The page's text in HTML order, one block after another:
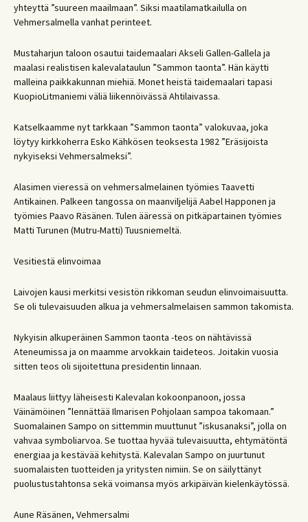
yhteyttä ”suureen maailmaan”. Siksi maatilamatkailulla on
Vehmersalmella vanhat perinteet.
Mustaharjun taloon osautui taidemaalari Akseli Gallen-Gallela ja
maalasi realistisen kalevalataulun ”Sammon taonta”. Hän käytti
malleina paikkakunnan miehiä. Monet heistä taidemaalari tapasi
KuopioLitmaniemi väliä liikennöivässä Ahtilaivassa.
Katselkaamme nyt tarkkaan ”Sammon taonta” valokuvaa, joka
löytyy kirkkoherra Esko Kähkösen teoksesta 1982 ”Eräsijoista
nykyiseksi Vehmersalmeksi”.
Alasimen vieressä on vehmersalmelainen työmies Taavetti
Antikainen. Palkeen tangossa on maanviljelijä Aabel Happonen ja
työmies Paavo Räsänen. Tulen ääressä on pitkäpartainen työmies
Matti Turunen (Mutru-Matti) Tuusniemeltä.
Vesitiestä elinvoimaa
Laivojen kausi merkitsi vesistön rikkoman seudun elinvoimaisuutta.
Se oli tulevaisuuden alkua ja vehmersalmelaisen sammon takomista.
Nykyisin alkuperäinen Sammon taonta -teos on nähtävissä
Ateneumissa ja on maamme arvokkain taideteos. Joitakin vuosia
sitten teos oli sijoitettuna presidentin linnaan.
Maalaus liittyy läheisesti Kalevalan kokoonpanoon, jossa
Väinämöinen ”lennättää Ilmarisen Pohjolaan sampoa takomaan.”
Suomalainen Sampo on sittemmin muuttunut ”iskusanaksi”, jolla on
vahvaa symboliarvoa. Se tuottaa hyvää tulevaisuutta, ehtymätöntä
energiaa ja kestävää kehitystä. Kalevalan Sampo on juurtunut
suomalaisten tuotteiden ja yritysten nimiin. Se on säilyttänyt
puolustustahtonsa sekä voimansa myös arkipäivän kielenkäytössä.
Aune Räsänen, Vehmersalmi